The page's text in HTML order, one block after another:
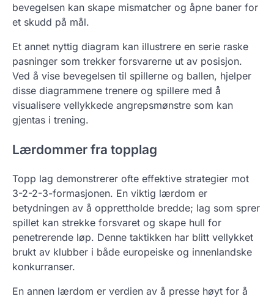
bevegelsen kan skape mismatcher og åpne baner for
et skudd på mål.
Et annet nyttig diagram kan illustrere en serie raske
pasninger som trekker forsvarerne ut av posisjon.
Ved å vise bevegelsen til spillerne og ballen, hjelper
disse diagrammene trenere og spillere med å
visualisere vellykkede angrepsmønstre som kan
gjentas i trening.
Lærdommer fra topplag
Topp lag demonstrerer ofte effektive strategier mot
3-2-2-3-formasjonen. En viktig lærdom er
betydningen av å opprettholde bredde; lag som sprer
spillet kan strekke forsvaret og skape hull for
penetrerende løp. Denne taktikken har blitt vellykket
brukt av klubber i både europeiske og innenlandske
konkurranser.
En annen lærdom er verdien av å presse høyt for å